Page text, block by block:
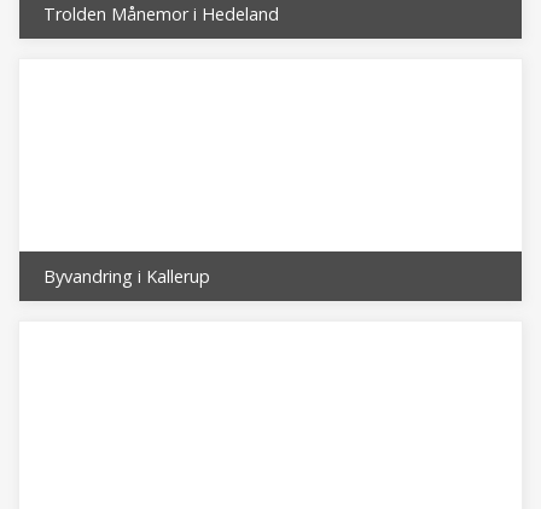
Trolden Månemor i Hedeland
Byvandring i Kallerup